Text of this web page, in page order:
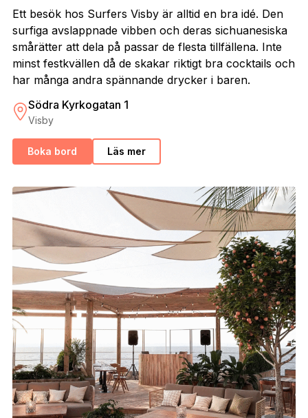
Ett besök hos Surfers Visby är alltid en bra idé. Den
surfiga avslappnade vibben och deras sichuanesiska
smårätter att dela på passar de flesta tillfällena. Inte
minst festkvällen då de skakar riktigt bra cocktails och
har många andra spännande drycker i baren.
Södra Kyrkogatan 1
Visby
Boka bord Läs mer